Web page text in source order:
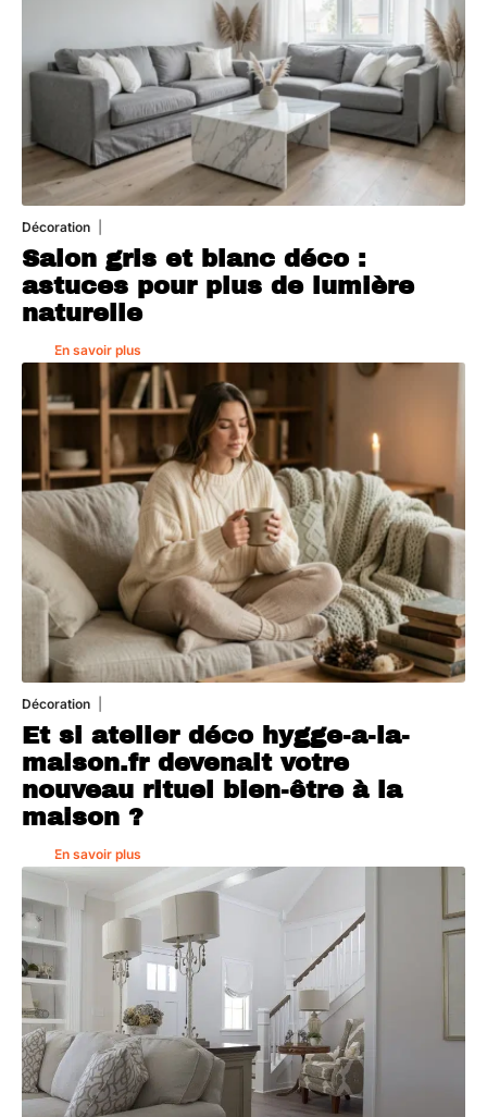
Décoration
Salon gris et blanc déco :
astuces pour plus de lumière
naturelle
En savoir plus
Décoration
Et si atelier déco hygge-a-la-
maison.fr devenait votre
nouveau rituel bien-être à la
maison ?
En savoir plus